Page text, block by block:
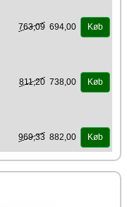
763,09 694,00 Køb
811,20 738,00 Køb
969,33 882,00 Køb